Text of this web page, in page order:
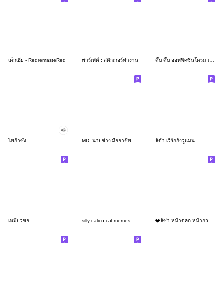
เด็กเฮีย - RedremasteRed พาร์เฟ่ต์ : สติกเกอร์ทำงาน ดึ๊บ ดึ๊บ ออฟฟิศซินโดรม เจ็ด
โพก้าซัง MD: นายช่าง มืออาชีพ ลิต้า เวิร์กกิ้งวูแมน
เหมียวขอ silly calico cat memes